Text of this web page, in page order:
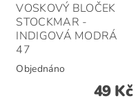
VOSKOVÝ BLOČEK
STOCKMAR -
INDIGOVÁ MODRÁ
47
Objednáno
49 Kč